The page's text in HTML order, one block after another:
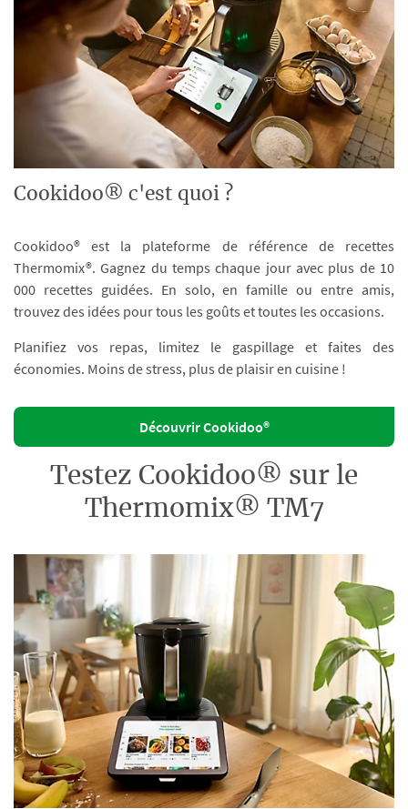
Cookidoo® c'est quoi ?
Cookidoo® est la plateforme de référence de recettes
Thermomix®. Gagnez du temps chaque jour avec plus de 10
000 recettes guidées. En solo, en famille ou entre amis,
trouvez des idées pour tous les goûts et toutes les occasions.
Planifiez vos repas, limitez le gaspillage et faites des
économies. Moins de stress, plus de plaisir en cuisine !
Découvrir Cookidoo®
Testez Cookidoo® sur le
Thermomix® TM7